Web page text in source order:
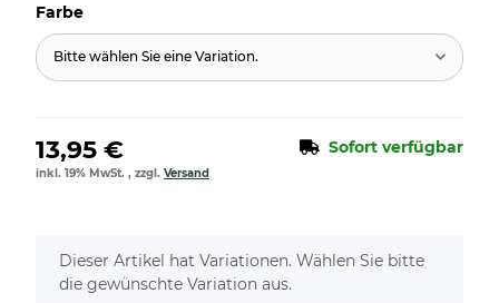
Farbe
Bitte wählen Sie eine Variation.
13,95 € Sofort verfügbar
inkl. 19% MwSt. , zzgl. Versand
x
Dieser Artikel hat Variationen. Wählen Sie bitte
die gewünschte Variation aus.